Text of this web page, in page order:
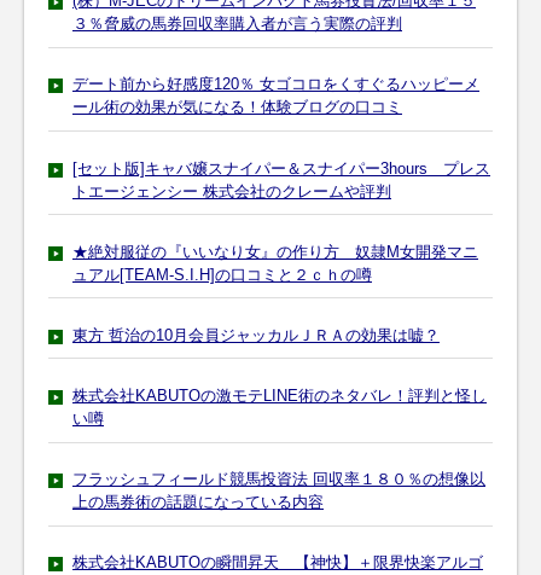
３％脅威の馬券回収率購入者が言う実際の評判
デート前から好感度120％ 女ゴコロをくすぐるハッピーメ
ール術の効果が気になる！体験ブログの口コミ
[セット版]キャバ嬢スナイパー＆スナイパー3hours プレス
トエージェンシー 株式会社のクレームや評判
★絶対服従の『いいなり女』の作り方 奴隷M女開発マニ
ュアル[TEAM-S.I.H]の口コミと２ｃｈの噂
東方 哲治の10月会員ジャッカルＪＲＡの効果は嘘？
株式会社KABUTOの激モテLINE術のネタバレ！評判と怪し
い噂
フラッシュフィールド競馬投資法 回収率１８０％の想像以
上の馬券術の話題になっている内容
株式会社KABUTOの瞬間昇天 【神快】＋限界快楽アルゴ